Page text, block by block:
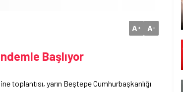
A+ A-
Başlıyor
toplantısı, yarın Beştepe Cumhurbaşkanlığı